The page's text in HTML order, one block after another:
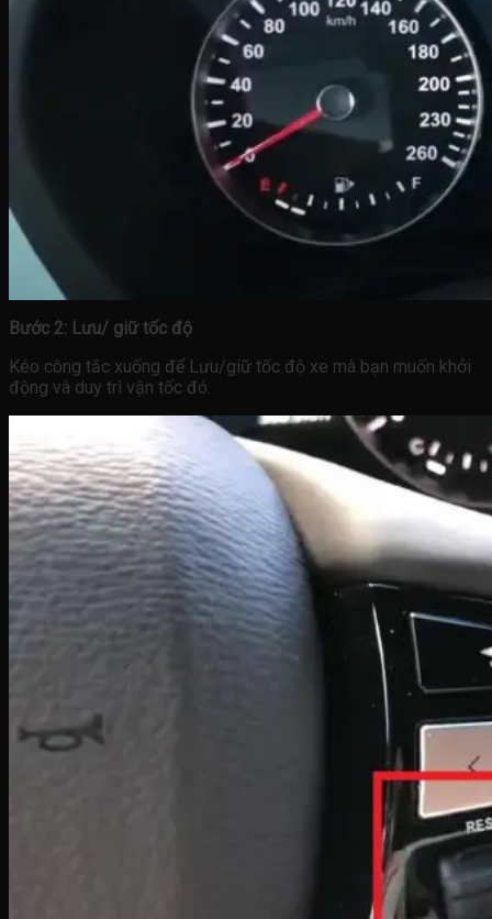
Bước 2: Lưu/ giữ tốc độ
Kéo công tắc xuống để Lưu/giữ tốc độ xe mà bạn muốn khởi
động và duy trì vận tốc đó.